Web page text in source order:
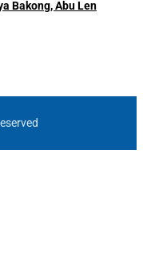
Bakong, Abu Len